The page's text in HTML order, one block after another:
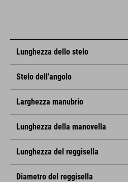
Lunghezza dello stelo
Stelo dell'angolo
Larghezza manubrio
Lunghezza della manovella
Lunghezza del reggisella
Diametro del reggisella